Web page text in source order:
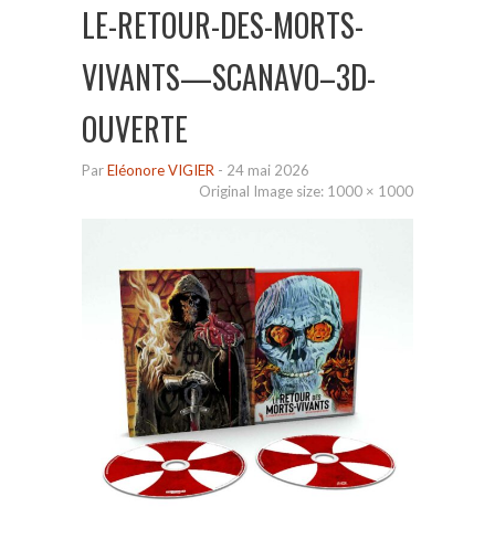
LE-RETOUR-DES-MORTS-
VIVANTS—SCANAVO–3D-
OUVERTE
ParEléonore VIGIER - 24 mai 2026
Original Image size: 1000 × 1000